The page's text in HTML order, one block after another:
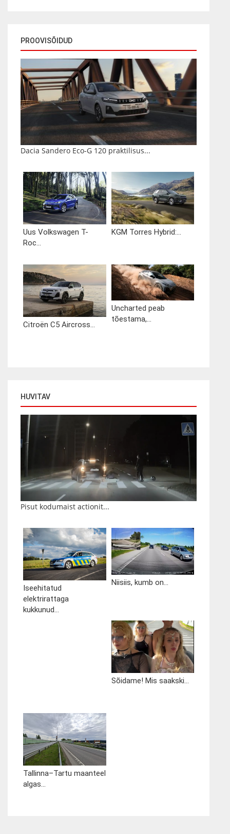
PROOVISÕIDUD
Dacia Sandero Eco-G 120 praktilisus...
Uus Volkswagen T-
Roc...
KGM Torres Hybrid:...
Citroën C5 Aircross...
Uncharted peab
tõestama,...
HUVITAV
Pisut kodumaist actionit...
Iseehitatud
elektrirattaga
kukkunud...
Niisiis, kumb on...
Sõidame! Mis saakski...
Tallinna–Tartu maanteel
algas...